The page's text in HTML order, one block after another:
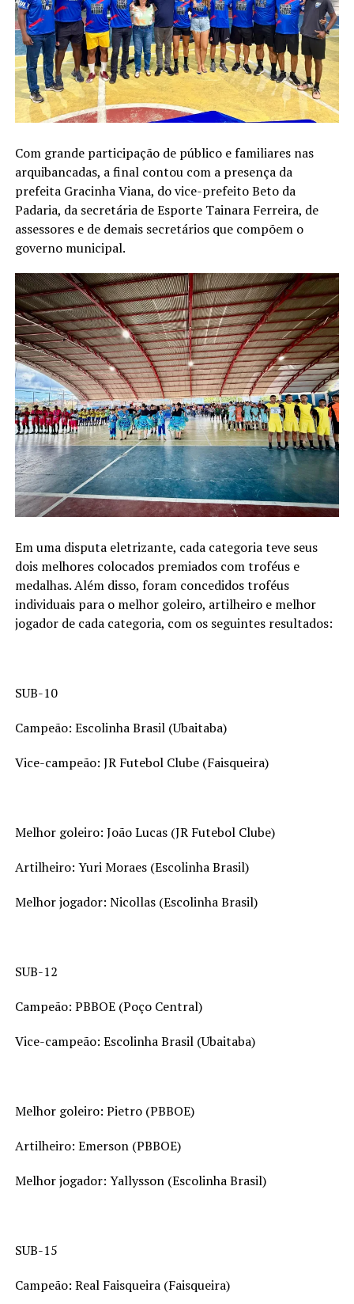
Com grande participação de público e familiares nas
arquibancadas, a final contou com a presença da
prefeita Gracinha Viana, do vice-prefeito Beto da
Padaria, da secretária de Esporte Tainara Ferreira, de
assessores e de demais secretários que compõem o
governo municipal.
Em uma disputa eletrizante, cada categoria teve seus
dois melhores colocados premiados com troféus e
medalhas. Além disso, foram concedidos troféus
individuais para o melhor goleiro, artilheiro e melhor
jogador de cada categoria, com os seguintes resultados:
SUB-10
Campeão: Escolinha Brasil (Ubaitaba)
Vice-campeão: JR Futebol Clube (Faisqueira)
Melhor goleiro: João Lucas (JR Futebol Clube)
Artilheiro: Yuri Moraes (Escolinha Brasil)
Melhor jogador: Nicollas (Escolinha Brasil)
SUB-12
Campeão: PBBOE (Poço Central)
Vice-campeão: Escolinha Brasil (Ubaitaba)
Melhor goleiro: Pietro (PBBOE)
Artilheiro: Emerson (PBBOE)
Melhor jogador: Yallysson (Escolinha Brasil)
SUB-15
Campeão: Real Faisqueira (Faisqueira)